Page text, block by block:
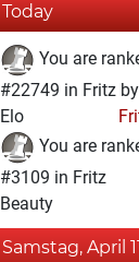
Today
You are
#22749 in Fritz by
Elo
You are
#3109 in Fritz
Beauty
Samstag, April